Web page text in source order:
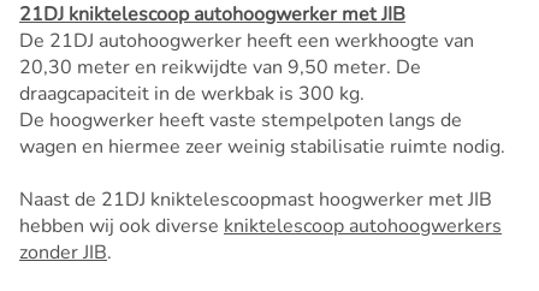
21DJ kniktelescoop autohoogwerker met JIB
De 21DJ autohoogwerker heeft een werkhoogte van
20,30 meter en reikwijdte van 9,50 meter. De
draagcapaciteit in de werkbak is 300 kg.
De hoogwerker heeft vaste stempelpoten langs de
wagen en hiermee zeer weinig stabilisatie ruimte nodig.
Naast de 21DJ kniktelescoopmast hoogwerker met JIB
hebben wij ook diverse kniktelescoop autohoogwerkers
zonder JIB.